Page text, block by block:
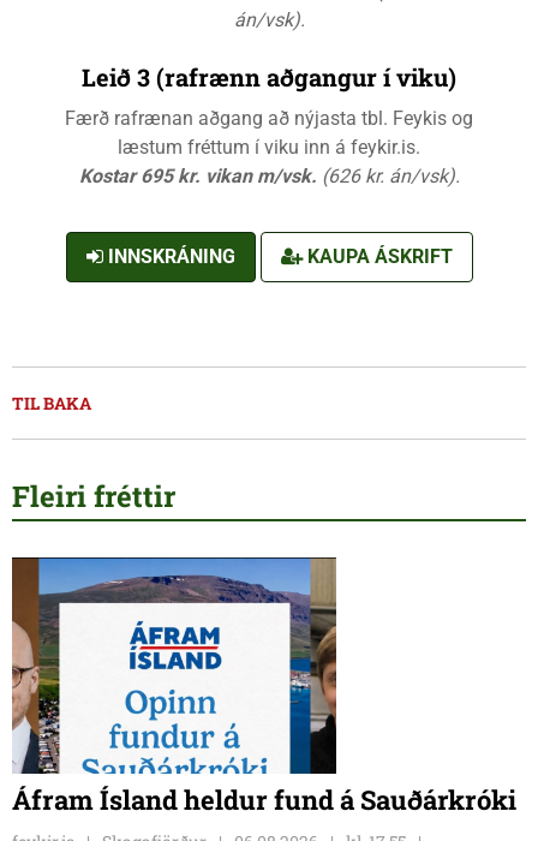
án/vsk).
Leið 3 (rafrænn aðgangur í viku)
Færð rafrænan aðgang að nýjasta tbl. Feykis og
læstum fréttum í viku inn á feykir.is.
Kostar 695 kr. vikan m/vsk. (626 kr. án/vsk).
INNSKRÁNING KAUPA ÁSKRIFT
TIL BAKA
Fleiri fréttir
Áfram Ísland heldur fund á Sauðárkróki